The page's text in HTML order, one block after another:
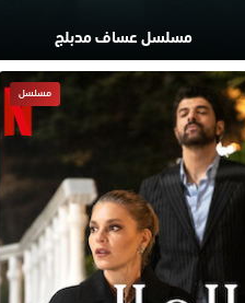
مسلسل عساف مدبلج
مسلسل